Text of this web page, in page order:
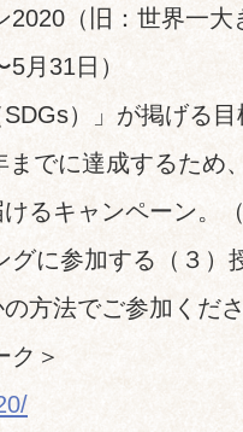
2020（旧：世界一大
月31日）
）」が掲げる目
でに達成するため
るキャンペーン。
グに参加する（３）
方法でご参加くだ
ク＞